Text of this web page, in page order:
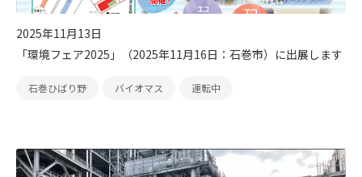
2025年11月13日
「環境フェア2025」（2025年11月16日：石巻市）に出展します
石巻ひばり野 バイオマス 運転中